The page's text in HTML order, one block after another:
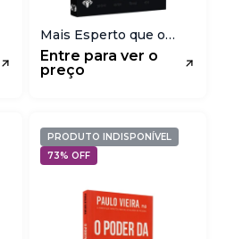
Mais Esperto que o
Diabo | Versão
Compacta | Napoleon
Hill
Entre para ver o
preço
PRODUTO INDISPONÍVEL
73% OFF